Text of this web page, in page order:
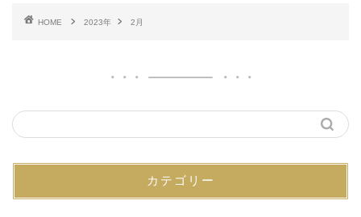
HOME 2023年 2月
カテゴリー